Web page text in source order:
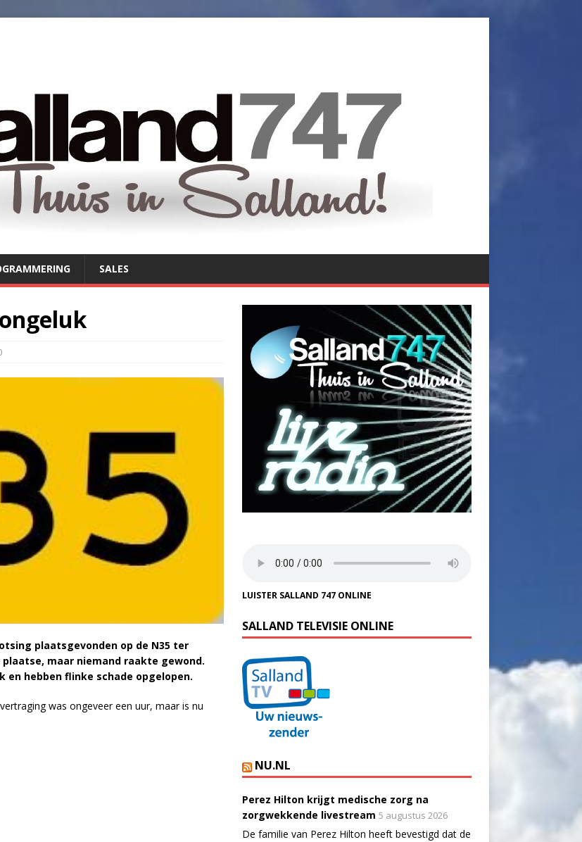
SALES
plaatsgevonden op de N35 ter
maar niemand raakte gewond.
en hebben flinke schade opgelopen.
was ongeveer een uur, maar is nu
LUISTER SALLAND 747 ONLINE
SALLAND TELEVISIE ONLINE
NU.NL
Perez Hilton krijgt medische zorg na
zorgwekkende livestream 5 augustus 2026
De familie van Perez Hilton heeft bevestigd dat de